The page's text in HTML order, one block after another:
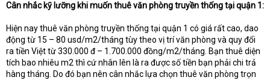
Cân nhắc kỹ lưỡng khi muốn thuê văn phòng truyền thống tại quận 1:
Hiện nay thuê văn phòng truyền thống tại quận 1 có giá rất cao, dao
động từ 15 – 80 usd/m2/tháng tùy theo vị trí văn phòng và quy đổi
ra tiền Việt từ 330.000 đ – 1.700.000 đồng/m2/tháng. Bạn thuê diện
tích bao nhiêu m2 thì cứ nhân lên là ra được số tiền bạn phải chi trả
hàng tháng. Do đó bạn nên cân nhắc lựa chọn thuê văn phòng trọn